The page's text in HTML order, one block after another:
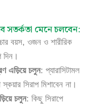
সতর্কতা মেনে চলবেন:
বয়স, ওজন ও শারীরিক
দিন।
এড়িয়ে চলুন: প্যারাসিটামল
সিরাপ মিশাবেন না।
চলুন: কিছু সিরাপে